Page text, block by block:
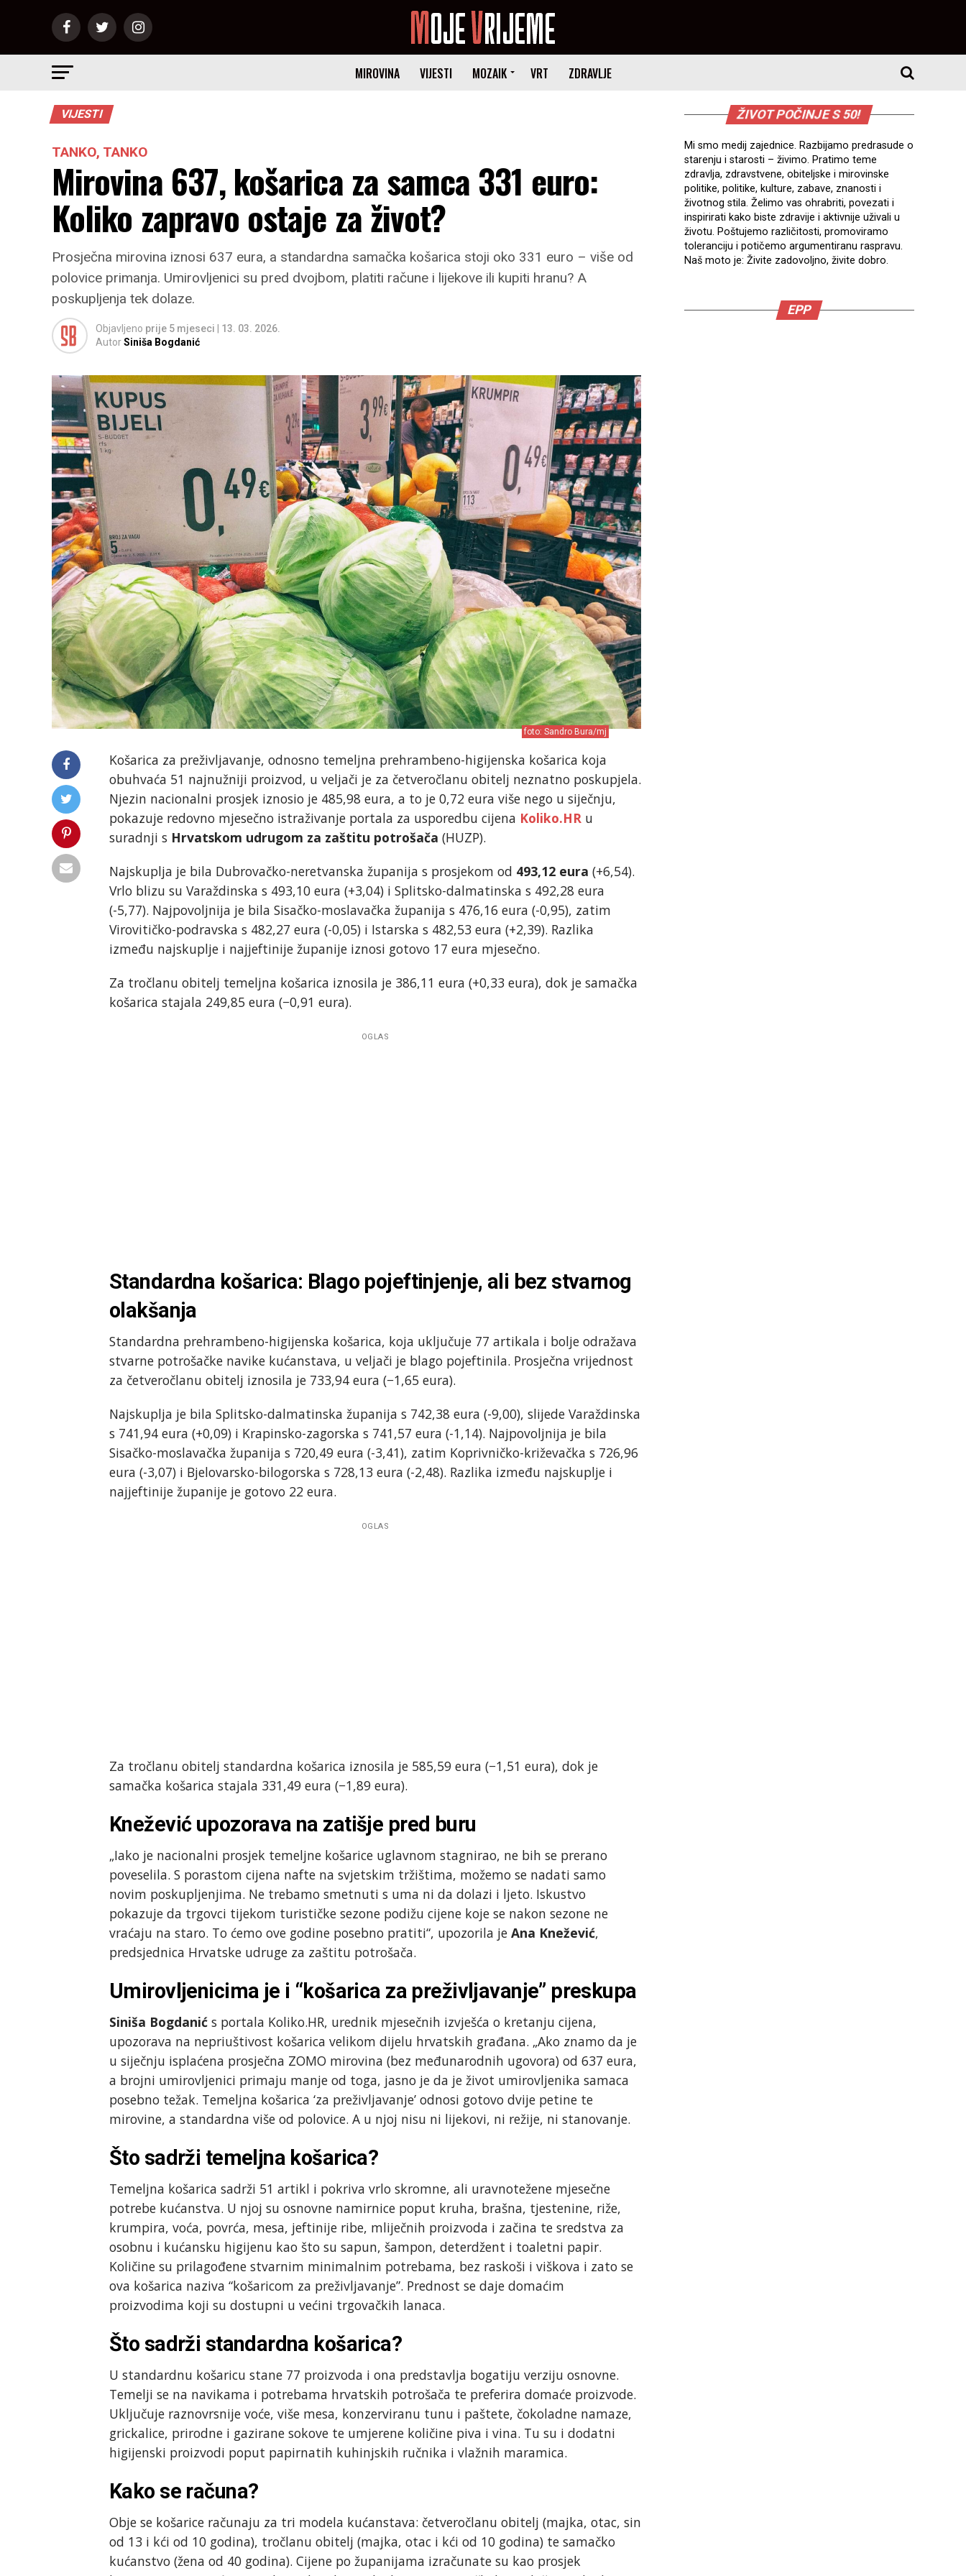
MIROVINA VIJESTI MOZAIK VRT ZDRAVLJE
VIJESTI
TANKO, TANKO
Mirovina 637, košarica za samca 331 euro:
Koliko zapravo ostaje za život?
Prosječna mirovina iznosi 637 eura, a standardna samačka košarica stoji oko 331 euro – više od
polovice primanja. Umirovljenici su pred dvojbom, platiti račune i lijekove ili kupiti hranu? A
poskupljenja tek dolaze.
Objavljeno prije 5 mjeseci
13. 03. 2026.
AutorSiniša Bogdanić
foto: Sandro Bura/mj
Košarica za preživljavanje, odnosno temeljna prehrambeno-higijenska košarica koja
obuhvaća 51 najnužniji proizvod, u veljači je za četveročlanu obitelj neznatno poskupjela.
Njezin nacionalni prosjek iznosio je 485,98 eura, a to je 0,72 eura više nego u siječnju,
pokazuje redovno mjesečno istraživanje portala za usporedbu cijena Koliko.HR u
suradnji s Hrvatskom udrugom za zaštitu potrošača (HUZP).
Najskuplja je bila Dubrovačko-neretvanska županija s prosjekom od 493,12 eura (+6,54).
Vrlo blizu su Varaždinska s 493,10 eura (+3,04) i Splitsko-dalmatinska s 492,28 eura
(-5,77). Najpovoljnija je bila Sisačko-moslavačka županija s 476,16 eura (-0,95), zatim
Virovitičko-podravska s 482,27 eura (-0,05) i Istarska s 482,53 eura (+2,39). Razlika
između najskuplje i najjeftinije županije iznosi gotovo 17 eura mjesečno.
Za tročlanu obitelj temeljna košarica iznosila je 386,11 eura (+0,33 eura), dok je samačka
košarica stajala 249,85 eura (−0,91 eura).
OGLAS
Standardna košarica: Blago pojeftinjenje, ali bez stvarnog
olakšanja
Standardna prehrambeno-higijenska košarica, koja uključuje 77 artikala i bolje odražava
stvarne potrošačke navike kućanstava, u veljači je blago pojeftinila. Prosječna vrijednost
za četveročlanu obitelj iznosila je 733,94 eura (−1,65 eura).
Najskuplja je bila Splitsko-dalmatinska županija s 742,38 eura (-9,00), slijede Varaždinska
s 741,94 eura (+0,09) i Krapinsko-zagorska s 741,57 eura (-1,14). Najpovoljnija je bila
Sisačko-moslavačka županija s 720,49 eura (-3,41), zatim Koprivničko-križevačka s 726,96
eura (-3,07) i Bjelovarsko-bilogorska s 728,13 eura (-2,48). Razlika između najskuplje i
najjeftinije županije je gotovo 22 eura.
OGLAS
Za tročlanu obitelj standardna košarica iznosila je 585,59 eura (−1,51 eura), dok je
samačka košarica stajala 331,49 eura (−1,89 eura).
Knežević upozorava na zatišje pred buru
„Iako je nacionalni prosjek temeljne košarice uglavnom stagnirao, ne bih se prerano
poveselila. S porastom cijena nafte na svjetskim tržištima, možemo se nadati samo
novim poskupljenjima. Ne trebamo smetnuti s uma ni da dolazi i ljeto. Iskustvo
pokazuje da trgovci tijekom turističke sezone podižu cijene koje se nakon sezone ne
vraćaju na staro. To ćemo ove godine posebno pratiti“, upozorila je Ana Knežević,
predsjednica Hrvatske udruge za zaštitu potrošača.
Umirovljenicima je i “košarica za preživljavanje” preskupa
Siniša Bogdanić s portala Koliko.HR, urednik mjesečnih izvješća o kretanju cijena,
upozorava na nepriuštivost košarica velikom dijelu hrvatskih građana. „Ako znamo da je
u siječnju isplaćena prosječna ZOMO mirovina (bez međunarodnih ugovora) od 637 eura,
a brojni umirovljenici primaju manje od toga, jasno je da je život umirovljenika samaca
posebno težak. Temeljna košarica ‘za preživljavanje’ odnosi gotovo dvije petine te
mirovine, a standardna više od polovice. A u njoj nisu ni lijekovi, ni režije, ni stanovanje.
Što sadrži temeljna košarica?
Temeljna košarica sadrži 51 artikl i pokriva vrlo skromne, ali uravnotežene mjesečne
potrebe kućanstva. U njoj su osnovne namirnice poput kruha, brašna, tjestenine, riže,
krumpira, voća, povrća, mesa, jeftinije ribe, mliječnih proizvoda i začina te sredstva za
osobnu i kućansku higijenu kao što su sapun, šampon, deterdžent i toaletni papir.
Količine su prilagođene stvarnim minimalnim potrebama, bez raskoši i viškova i zato se
ova košarica naziva “košaricom za preživljavanje”. Prednost se daje domaćim
proizvodima koji su dostupni u većini trgovačkih lanaca.
Što sadrži standardna košarica?
U standardnu košaricu stane 77 proizvoda i ona predstavlja bogatiju verziju osnovne.
Temelji se na navikama i potrebama hrvatskih potrošača te preferira domaće proizvode.
Uključuje raznovrsnije voće, više mesa, konzerviranu tunu i paštete, čokoladne namaze,
grickalice, prirodne i gazirane sokove te umjerene količine piva i vina. Tu su i dodatni
higijenski proizvodi poput papirnatih kuhinjskih ručnika i vlažnih maramica.
Kako se računa?
Obje se košarice računaju za tri modela kućanstava: četveročlanu obitelj (majka, otac, sin
od 13 i kći od 10 godina), tročlanu obitelj (majka, otac i kći od 10 godina) te samačko
kućanstvo (žena od 40 godina). Cijene po županijama izračunate su kao prosjek
ŽIVOT POČINJE S 50!
Mi smo medij zajednice. Razbijamo predrasude o
starenju i starosti – živimo. Pratimo teme
zdravlja, zdravstvene, obiteljske i mirovinske
politike, politike, kulture, zabave, znanosti i
životnog stila. Želimo vas ohrabriti, povezati i
inspirirati kako biste zdravije i aktivnije uživali u
životu. Poštujemo različitosti, promoviramo
toleranciju i potičemo argumentiranu raspravu.
Naš moto je: Živite zadovoljno, živite dobro.
EPP